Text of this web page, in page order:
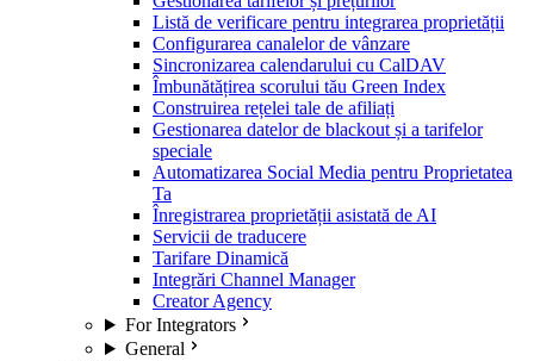
Listă de verificare pentru integrarea proprietății
Configurarea canalelor de vânzare
Sincronizarea calendarului cu CalDAV
Îmbunătățirea scorului tău Green Index
Construirea rețelei tale de afiliați
Gestionarea datelor de blackout și a tarifelor
speciale
Automatizarea Social Media pentru Proprietatea
Ta
Înregistrarea proprietății asistată de AI
Servicii de traducere
Tarifare Dinamică
Integrări Channel Manager
Creator Agency
For Integrators
General